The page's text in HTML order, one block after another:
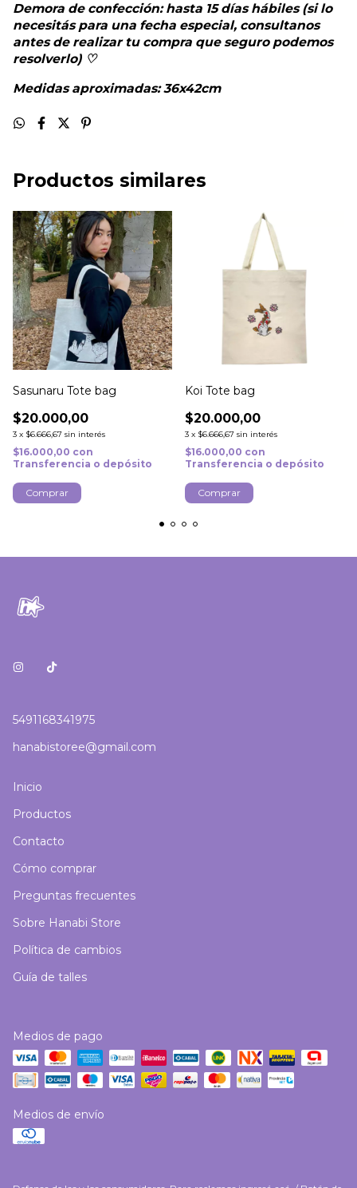
Demora de confección: hasta 15 días hábiles (si lo
necesitás para una fecha especial, consultanos
antes de realizar tu compra que seguro podemos
resolverlo) ♡
Medidas aproximadas: 36x42cm
Productos similares
Sasunaru Tote bag
$20.000,00
3 x $6.666,67 sin interés
$16.000,00 con
Transferencia o depósito
Comprar
Koi Tote bag
$20.000,00
3 x $6.666,67 sin interés
$16.000,00 con
Transferencia o depósito
5491168341975
hanabistoree@gmail.com
Inicio
Productos
Contacto
Cómo comprar
Preguntas frecuentes
Sobre Hanabi Store
Política de cambios
Guía de talles
Medios de pago
Medios de envío